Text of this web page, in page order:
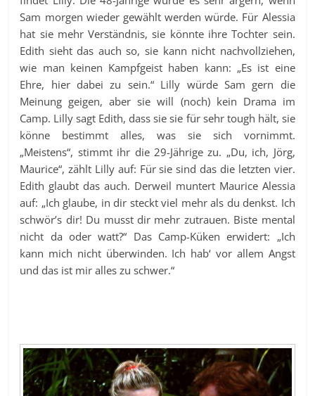
Sam morgen wieder gewählt werden würde. Für Alessia
hat sie mehr Verständnis, sie könnte ihre Tochter sein.
Edith sieht das auch so, sie kann nicht nachvollziehen,
wie man keinen Kampfgeist haben kann: „Es ist eine
Ehre, hier dabei zu sein.“ Lilly würde Sam gern die
Meinung geigen, aber sie will (noch) kein Drama im
Camp. Lilly sagt Edith, dass sie sie für sehr tough hält, sie
könne bestimmt alles, was sie sich vornimmt.
„Meistens“, stimmt ihr die 29-Jährige zu. „Du, ich, Jörg,
Maurice“, zählt Lilly auf: Für sie sind das die letzten vier.
Edith glaubt das auch. Derweil muntert Maurice Alessia
auf: „Ich glaube, in dir steckt viel mehr als du denkst. Ich
schwör’s dir! Du musst dir mehr zutrauen. Biste mental
nicht da oder watt?“ Das Camp-Küken erwidert: „Ich
kann mich nicht überwinden. Ich hab‘ vor allem Angst
und das ist mir alles zu schwer.“